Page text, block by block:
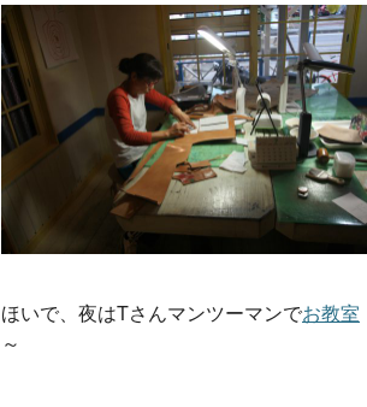
ほいで、夜はTさんマンツーマンでお教室
～